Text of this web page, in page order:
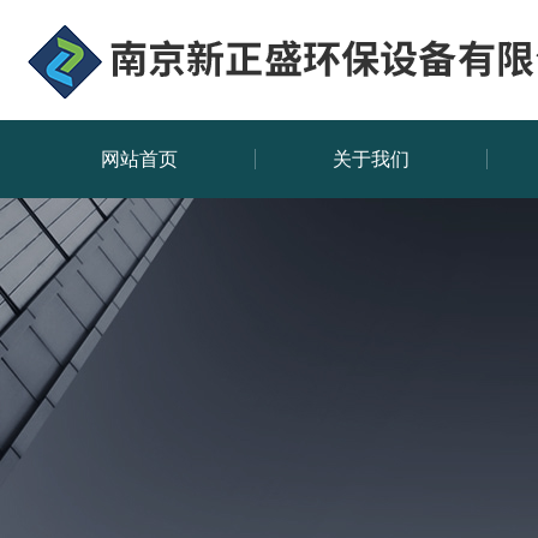
网站首页 关于我们